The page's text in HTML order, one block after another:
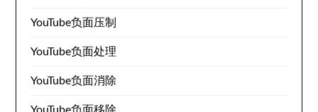
YouTube负面压制
YouTube负面处理
YouTube负面消除